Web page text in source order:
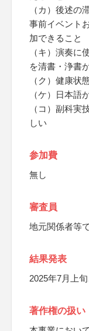
（カ）後述の
事前イベント
加できること
（キ）演奏に
を清書・浄書
（ク）健康状
（ケ）日本語
（コ）副科実
しい
参加費
無し
審査員
地元関係者等
結果発表
2025年7月上
著作権の扱い